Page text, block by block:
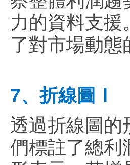
力的資料支
了對市場動態
7、折線圖Ⅰ
透過折線圖的
們標註了總利